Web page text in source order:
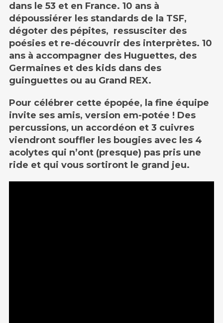
dans le 53 et en France. 10 ans à
dépoussiérer les standards de la TSF,
dégoter des pépites, ressusciter des
poésies et re-découvrir des interprètes. 10
ans à accompagner des Huguettes, des
Germaines et des kids dans des
guinguettes ou au Grand REX.
Pour célébrer cette épopée, la fine équipe
invite ses amis, version em-potée ! Des
percussions, un accordéon et 3 cuivres
viendront souffler les bougies avec les 4
acolytes qui n’ont (presque) pas pris une
ride et qui vous sortiront le grand jeu.